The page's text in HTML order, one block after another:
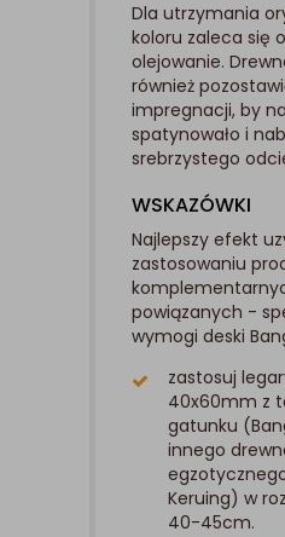
Dla utrzymania
koloru zaleca się
olejowanie.
również
impregnacji, by
spatynowało i
srebrzystego
WSKAZÓWKI
Najlepszy efekt
zastosowaniu
powiązanych -
wymogi deski
zastosuj
40x60mm z
gatunku
innego
Keruing) w
40-45cm.